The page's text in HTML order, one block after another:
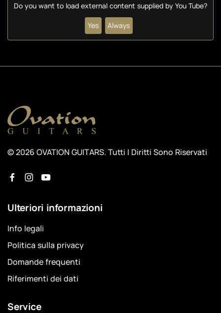
Do you want to load external content supplied by You Tube?
Yes Always
© 2026 OVATION GUITARS. Tutti I Diritti Sono Riservati
Ulteriori informazioni
Info legali
Politica sulla privacy
Domande frequenti
Riferimenti dei dati
Service